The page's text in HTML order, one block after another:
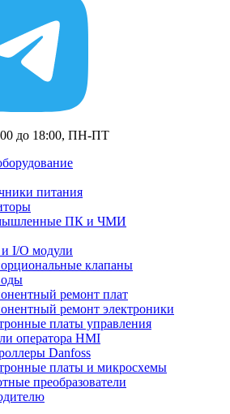
до 18:00, ПН-ПТ
питания
ПК и ЧМИ
I/O модули
клапаны
ремонт плат
ремонт электроники
платы управления
оператора HMI
Danfoss
платы и микросхемы
преобразователи